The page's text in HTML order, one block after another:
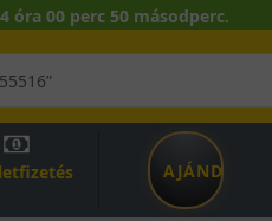
óra 00 perc 49 másodperc.